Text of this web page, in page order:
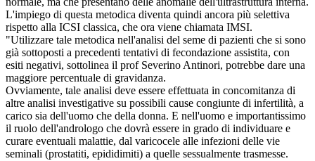
L'impiego di questa metodica diventa quindi ancora più selettiva
rispetto alla ICSI classica, che ora viene chiamata IMSI.
"Utilizzare tale metodica nell'analisi del seme di pazienti che si sono
già sottoposti a precedenti tentativi di fecondazione assistita, con
esiti negativi, sottolinea il prof Severino Antinori, potrebbe dare una
maggiore percentuale di gravidanza.
Ovviamente, tale analisi deve essere effettuata in concomitanza di
altre analisi investigative su possibili cause congiunte di infertilità, a
carico sia dell'uomo che della donna. E nell'uomo e importantissimo
il ruolo dell'andrologo che dovrà essere in grado di individuare e
curare eventuali malattie, dal varicocele alle infezioni delle vie
seminali (prostatiti, epidi­dimiti) a quelle sessualmente trasmesse.